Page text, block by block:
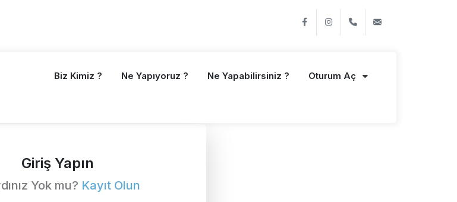
FacebookInstagram+90 216 428 46 04
Biz Kimiz ? Ne Yapıyoruz ? Ne Yapabilirsiniz ? Oturum Aç
Giriş Yapın
Yok mu? Kayıt Olun